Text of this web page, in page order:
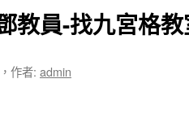
教員-找九宮格
， 作者: admin